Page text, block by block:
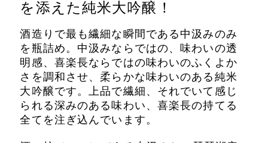
を添えた純米大吟醸！
酒造りで最も繊細な瞬間である中汲みのみ
を瓶詰め。中汲みならではの、味わいの透
明感、喜楽長ならではの味わいのふくよか
さを調和させ、柔らかな味わいのある純米
大吟醸です。上品で繊細、それでいて感じ
られる深みのある味わい、喜楽長の持てる
全てを注ぎ込んでいます。